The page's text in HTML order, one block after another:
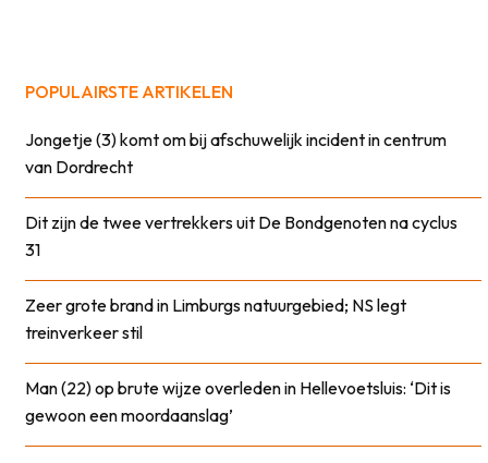
POPULAIRSTE ARTIKELEN
Jongetje (3) komt om bij afschuwelijk incident in centrum
van Dordrecht
Dit zijn de twee vertrekkers uit De Bondgenoten na cyclus
31
Zeer grote brand in Limburgs natuurgebied; NS legt
treinverkeer stil
Man (22) op brute wijze overleden in Hellevoetsluis: ‘Dit is
gewoon een moordaanslag’